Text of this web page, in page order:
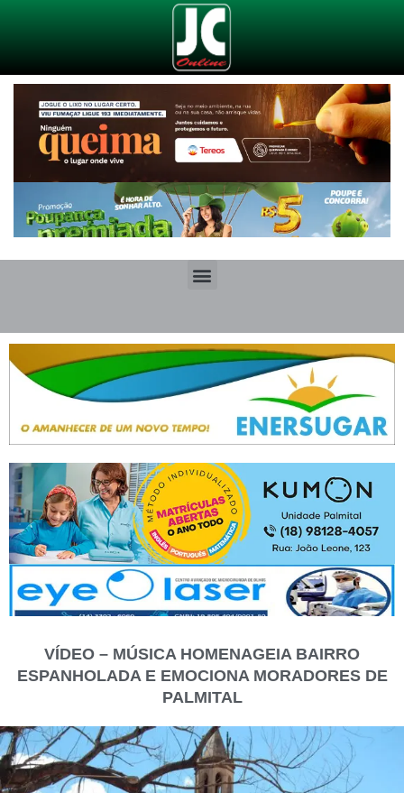
VÍDEO – MÚSICA HOMENAGEIA BAIRRO
ESPANHOLADA E EMOCIONA MORADORES DE
PALMITAL